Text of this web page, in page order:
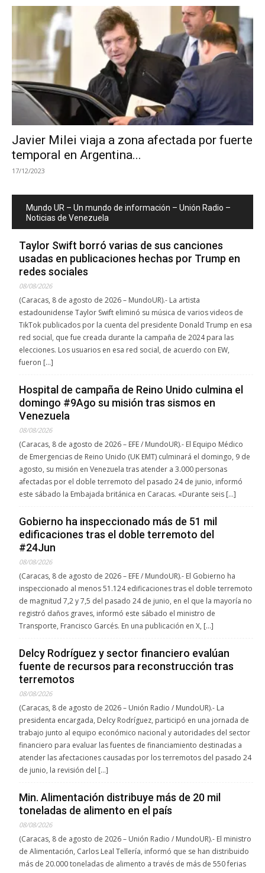
Javier Milei viaja a zona afectada por fuerte
temporal en Argentina...
17/12/2023
Mundo UR – Un mundo de información – Unión Radio –
Noticias de Venezuela
Taylor Swift borró varias de sus canciones
usadas en publicaciones hechas por Trump en
redes sociales
08/08/2026
(Caracas, 8 de agosto de 2026 – MundoUR).- La artista
estadounidense Taylor Swift eliminó su música de varios videos de
TikTok publicados por la cuenta del presidente Donald Trump en esa
red social, que fue creada durante la campaña de 2024 para las
elecciones. Los usuarios en esa red social, de acuerdo con EW,
fueron […]
Hospital de campaña de Reino Unido culmina el
domingo #9Ago su misión tras sismos en
Venezuela
08/08/2026
(Caracas, 8 de agosto de 2026 – EFE / MundoUR).- El Equipo Médico
de Emergencias de Reino Unido (UK EMT) culminará el domingo, 9 de
agosto, su misión en Venezuela tras atender a 3.000 personas
afectadas por el doble terremoto del pasado 24 de junio, informó
este sábado la Embajada británica en Caracas. «Durante seis […]
Gobierno ha inspeccionado más de 51 mil
edificaciones tras el doble terremoto del
#24Jun
08/08/2026
(Caracas, 8 de agosto de 2026 – EFE / MundoUR).- El Gobierno ha
inspeccionado al menos 51.124 edificaciones tras el doble terremoto
de magnitud 7,2 y 7,5 del pasado 24 de junio, en el que la mayoría no
registró daños graves, informó este sábado el ministro de
Transporte, Francisco Garcés. En una publicación en X, […]
Delcy Rodríguez y sector financiero evalúan
fuente de recursos para reconstrucción tras
terremotos
08/08/2026
(Caracas, 8 de agosto de 2026 – Unión Radio / MundoUR).- La
presidenta encargada, Delcy Rodríguez, participó en una jornada de
trabajo junto al equipo económico nacional y autoridades del sector
financiero para evaluar las fuentes de financiamiento destinadas a
atender las afectaciones causadas por los terremotos del pasado 24
de junio, la revisión del […]
Min. Alimentación distribuye más de 20 mil
toneladas de alimento en el país
08/08/2026
(Caracas, 8 de agosto de 2026 – Unión Radio / MundoUR).- El ministro
de Alimentación, Carlos Leal Tellería, informó que se han distribuido
más de 20.000 toneladas de alimento a través de más de 550 ferias